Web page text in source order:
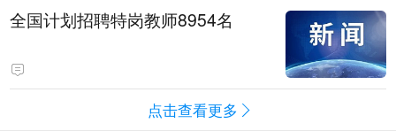
全国计划招聘特岗教师8954名
点击查看更多